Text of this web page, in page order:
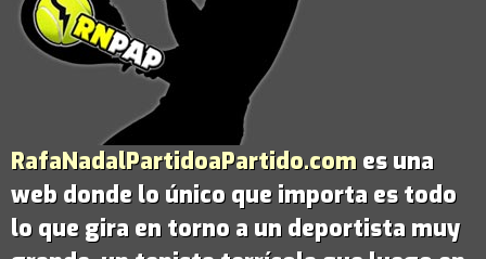
RafaNadalPartidoaPartido.com es una
web donde lo único que importa es todo
lo que gira en torno a un deportista muy